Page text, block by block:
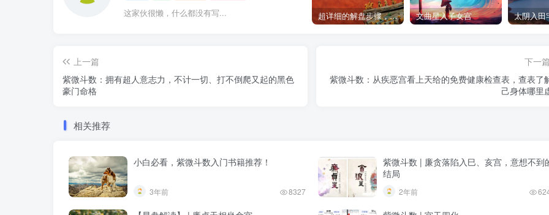
这家伙很懒，什么都没有写... 超详细的解盘步骤，紫微斗数入门新手小白必收藏 文曲星入子女宫 太阴入田
上一篇
紫微斗数：拥有超人意志力，不计一切、打不倒爬又起的黑色
豪门命格
下一
紫微斗数：从疾恶宫看上天给的免费健康检查表，查表了
己身体哪里
相关推荐
小白必看，紫微斗数入门书籍推荐！
3年前 8327
紫微斗数 | 廉贪落陷入巳、亥宫，意想不到
结局
2年前